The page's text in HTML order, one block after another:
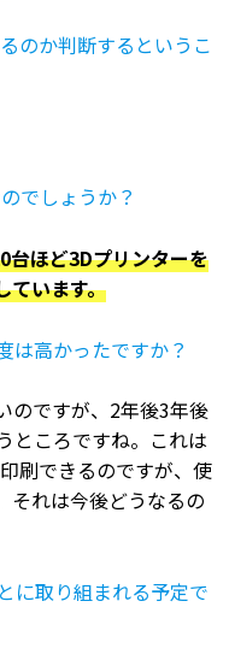
のか判断するというこ
でしょうか？
台ほど3Dプリンターを
ています。
は高かったですか？
のですが、2年後3年後
ところですね。これは
刷できるのですが、使
それは今後どうなるの
に取り組まれる予定で